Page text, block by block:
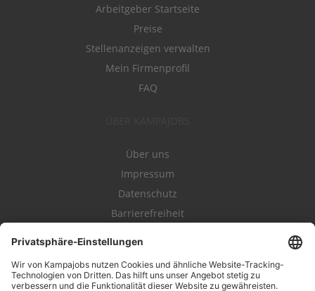
Arbeitgeber Startseite
Preise
Stellenanzeigen verwalten
Mein Firmenprofil
FAQ
Über uns
Impressum
Datenschutz
Barrierefreiheit
Kampahire